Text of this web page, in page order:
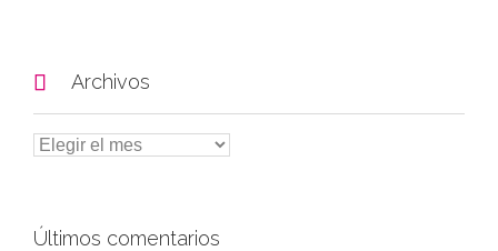
 Archivos
Últimos comentarios